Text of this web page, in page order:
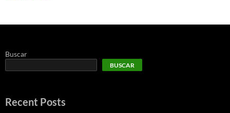
Buscar
BUSCAR
Recent Posts